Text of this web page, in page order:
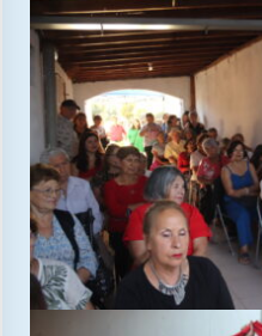
06/04/2026